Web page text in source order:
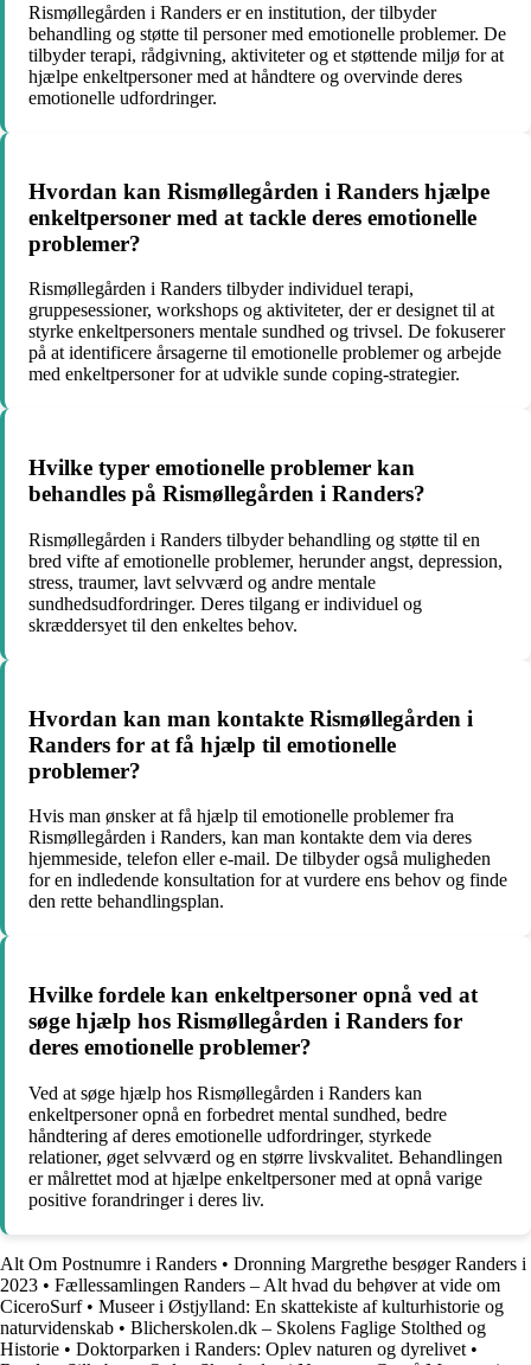
Rismøllegården i Randers er en institution, der tilbyder
behandling og støtte til personer med emotionelle problemer. De
tilbyder terapi, rådgivning, aktiviteter og et støttende miljø for at
hjælpe enkeltpersoner med at håndtere og overvinde deres
emotionelle udfordringer.
Hvordan kan Rismøllegården i Randers hjælpe
enkeltpersoner med at tackle deres emotionelle
problemer?
Rismøllegården i Randers tilbyder individuel terapi,
gruppesessioner, workshops og aktiviteter, der er designet til at
styrke enkeltpersoners mentale sundhed og trivsel. De fokuserer
på at identificere årsagerne til emotionelle problemer og arbejde
med enkeltpersoner for at udvikle sunde coping-strategier.
Hvilke typer emotionelle problemer kan
behandles på Rismøllegården i Randers?
Rismøllegården i Randers tilbyder behandling og støtte til en
bred vifte af emotionelle problemer, herunder angst, depression,
stress, traumer, lavt selvværd og andre mentale
sundhedsudfordringer. Deres tilgang er individuel og
skræddersyet til den enkeltes behov.
Hvordan kan man kontakte Rismøllegården i
Randers for at få hjælp til emotionelle
problemer?
Hvis man ønsker at få hjælp til emotionelle problemer fra
Rismøllegården i Randers, kan man kontakte dem via deres
hjemmeside, telefon eller e-mail. De tilbyder også muligheden
for en indledende konsultation for at vurdere ens behov og finde
den rette behandlingsplan.
Hvilke fordele kan enkeltpersoner opnå ved at
søge hjælp hos Rismøllegården i Randers for
deres emotionelle problemer?
Ved at søge hjælp hos Rismøllegården i Randers kan
enkeltpersoner opnå en forbedret mental sundhed, bedre
håndtering af deres emotionelle udfordringer, styrkede
relationer, øget selvværd og en større livskvalitet. Behandlingen
er målrettet mod at hjælpe enkeltpersoner med at opnå varige
positive forandringer i deres liv.
Alt Om Postnumre i Randers • Dronning Margrethe besøger Randers i
2023 • Fællessamlingen Randers – Alt hvad du behøver at vide om
CiceroSurf• Museer i Østjylland: En skattekiste af kulturhistorie og
naturvidenskab • Blicherskolen.dk – Skolens Faglige Stolthed og
Historie • Doktorparken i Randers: Oplev naturen og dyrelivet •